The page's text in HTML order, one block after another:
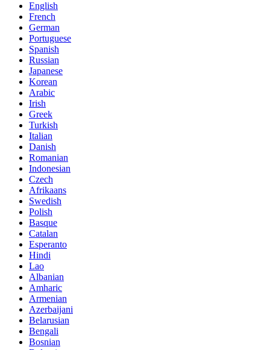
English
French
German
Portuguese
Spanish
Russian
Japanese
Korean
Arabic
Irish
Greek
Turkish
Italian
Danish
Romanian
Indonesian
Czech
Afrikaans
Swedish
Polish
Basque
Catalan
Esperanto
Hindi
Lao
Albanian
Amharic
Armenian
Azerbaijani
Belarusian
Bengali
Bosnian